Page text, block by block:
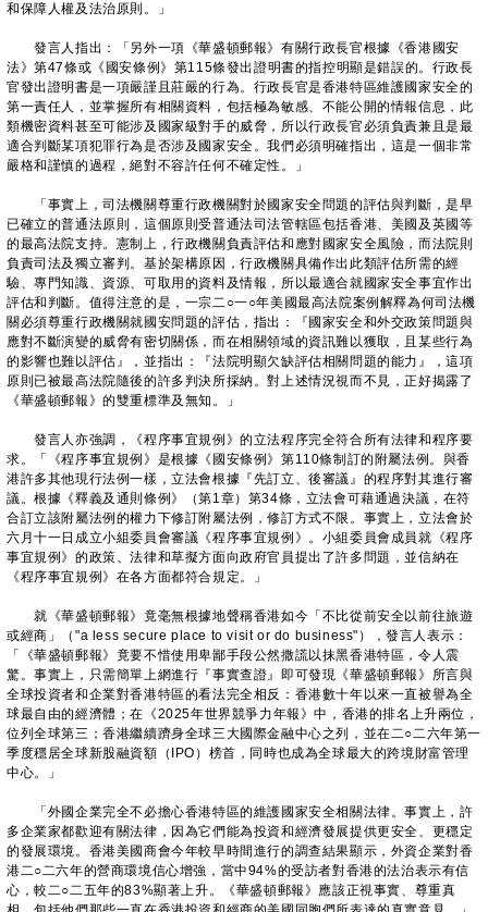
和保障人權及法治原則。」
發言人指出：「另外一項《華盛頓郵報》有關行政長官根據《香港國安
法》第47條或《國安條例》第115條發出證明書的指控明顯是錯誤的。行政長
官發出證明書是一項嚴謹且莊嚴的行為。行政長官是香港特區維護國家安全的
第一責任人，並掌握所有相關資料，包括極為敏感、不能公開的情報信息，此
類機密資料甚至可能涉及國家級對手的威脅，所以行政長官必須負責兼且是最
適合判斷某項犯罪行為是否涉及國家安全。我們必須明確指出，這是一個非常
嚴格和謹慎的過程，絕對不容許任何不確定性。」
「事實上，司法機關尊重行政機關對於國家安全問題的評估與判斷，是早
已確立的普通法原則，這個原則受普通法司法管轄區包括香港、美國及英國等
的最高法院支持。憲制上，行政機關負責評估和應對國家安全風險，而法院則
負責司法及獨立審判。基於架構原因，行政機關具備作出此類評估所需的經
驗、專門知識、資源、可取用的資料及情報，所以最適合就國家安全事宜作出
評估和判斷。值得注意的是，一宗二○一○年美國最高法院案例解釋為何司法機
關必須尊重行政機關就國安問題的評估，指出：『國家安全和外交政策問題與
應對不斷演變的威脅有密切關係，而在相關領域的資訊難以獲取，且某些行為
的影響也難以評估』，並指出：『法院明顯欠缺評估相關問題的能力』，這項
原則已被最高法院隨後的許多判決所採納。對上述情況視而不見，正好揭露了
《華盛頓郵報》的雙重標準及無知。」
發言人亦強調，《程序事宜規例》的立法程序完全符合所有法律和程序要
求。「《程序事宜規例》是根據《國安條例》第110條制訂的附屬法例。與香
港許多其他現行法例一樣，立法會根據『先訂立、後審議』的程序對其進行審
議。根據《釋義及通則條例》（第1章）第34條，立法會可藉通過決議，在符
合訂立該附屬法例的權力下修訂附屬法例，修訂方式不限。事實上，立法會於
六月十一日成立小組委員會審議《程序事宜規例》。小組委員會成員就《程序
事宜規例》的政策、法律和草擬方面向政府官員提出了許多問題，並信納在
《程序事宜規例》在各方面都符合規定。」
就《華盛頓郵報》竟毫無根據地聲稱香港如今「不比從前安全以前往旅遊
或經商」（"a less secure place to visit or do business"），發言人表示：
「《華盛頓郵報》竟要不惜使用卑鄙手段公然撒謊以抹黑香港特區，令人震
驚。事實上，只需簡單上網進行『事實查證』即可發現《華盛頓郵報》所言與
全球投資者和企業對香港特區的看法完全相反：香港數十年以來一直被譽為全
球最自由的經濟體；在《2025年世界競爭力年報》中，香港的排名上升兩位，
位列全球第三；香港繼續躋身全球三大國際金融中心之列，並在二○二六年第一
季度穩居全球新股融資額（IPO）榜首，同時也成為全球最大的跨境財富管理
中心。」
「外國企業完全不必擔心香港特區的維護國家安全相關法律。事實上，許
多企業家都歡迎有關法律，因為它們能為投資和經濟發展提供更安全、更穩定
的發展環境。香港美國商會今年較早時間進行的調查結果顯示，外資企業對香
港二○二六年的營商環境信心增強，當中94%的受訪者對香港的法治表示有信
心，較二○二五年的83%顯著上升。《華盛頓郵報》應該正視事實、尊重真